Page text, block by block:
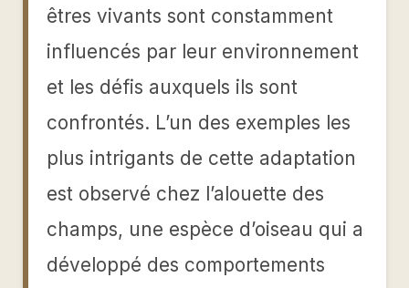
êtres vivants sont constamment
influencés par leur environnement
et les défis auxquels ils sont
confrontés. L’un des exemples les
plus intrigants de cette adaptation
est observé chez l’alouette des
champs, une espèce d’oiseau qui a
développé des comportements